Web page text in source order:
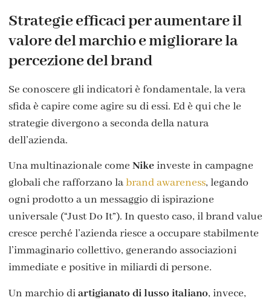
Strategie efficaci per aumentare il
valore del marchio e migliorare la
percezione del brand
Se conoscere gli indicatori è fondamentale, la vera
sfida è capire come agire su di essi. Ed è qui che le
strategie divergono a seconda della natura
dell’azienda.
Una multinazionale come Nikeinveste in campagne
globali che rafforzano labrand awareness, legando
ogni prodotto a un messaggio di ispirazione
universale (“Just Do It”). In questo caso, il brand value
cresce perché l’azienda riesce a occupare stabilmente
l’immaginario collettivo, generando associazioni
immediate e positive in miliardi di persone.
Un marchio diartigianato di lusso italiano, invece,